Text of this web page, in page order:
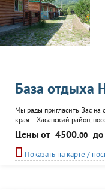
База отдыха
Мы рады пригласить Вас на
края – Хасанский район,
песчаные пляжи – лишь
На территории
оборудованных душевой,
кровати, шкаф, стол, стул,
Цены от 4500.00 до
Показать на карте /